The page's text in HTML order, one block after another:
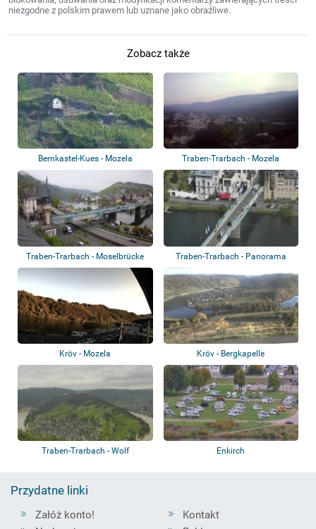
niezgodne z polskim prawem lub uznane jako obraźliwe.
Zobacz także
Bernkastel-Kues - Mozela Traben-Trarbach - Mozela
Traben-Trarbach - Moselbrücke Traben-Trarbach - Panorama
Kröv - Mozela Kröv - Bergkapelle
Traben-Trarbach - Wolf Enkirch
Przydatne linki
Załóż konto!
Kontakt